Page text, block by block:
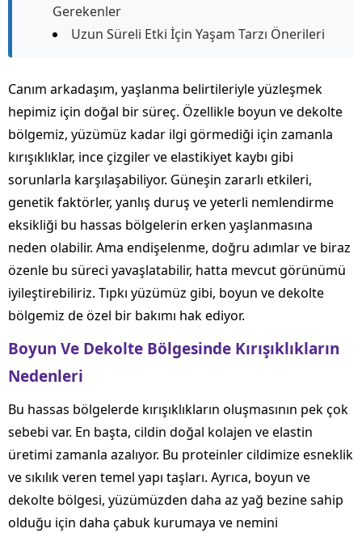
Gerekenler
Uzun Süreli Etki İçin Yaşam Tarzı Önerileri
Canım arkadaşım, yaşlanma belirtileriyle yüzleşmek
hepimiz için doğal bir süreç. Özellikle boyun ve dekolte
bölgemiz, yüzümüz kadar ilgi görmediği için zamanla
kırışıklıklar, ince çizgiler ve elastikiyet kaybı gibi
sorunlarla karşılaşabiliyor. Güneşin zararlı etkileri,
genetik faktörler, yanlış duruş ve yeterli nemlendirme
eksikliği bu hassas bölgelerin erken yaşlanmasına
neden olabilir. Ama endişelenme, doğru adımlar ve biraz
özenle bu süreci yavaşlatabilir, hatta mevcut görünümü
iyileştirebiliriz. Tıpkı yüzümüz gibi, boyun ve dekolte
bölgemiz de özel bir bakımı hak ediyor.
Boyun Ve Dekolte Bölgesinde Kırışıklıkların
Nedenleri
Bu hassas bölgelerde kırışıklıkların oluşmasının pek çok
sebebi var. En başta, cildin doğal kolajen ve elastin
üretimi zamanla azalıyor. Bu proteinler cildimize esneklik
ve sıkılık veren temel yapı taşları. Ayrıca, boyun ve
dekolte bölgesi, yüzümüzden daha az yağ bezine sahip
olduğu için daha çabuk kurumaya ve nemini